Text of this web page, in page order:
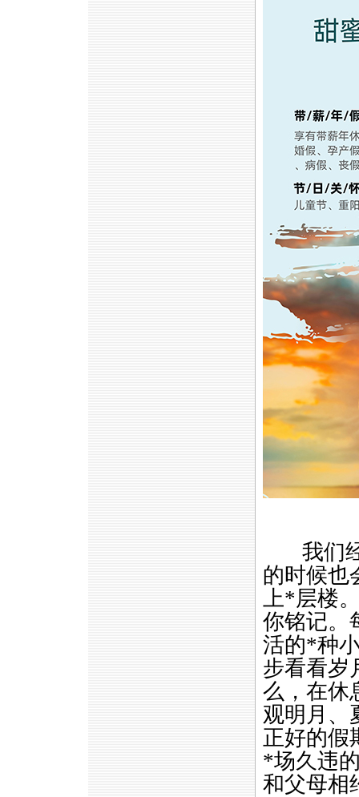
我们经
的时候也
上*层楼
你铭记。
活的*种
步看看岁
么，在休
观明月、
正好的假
*场久违
和父母相